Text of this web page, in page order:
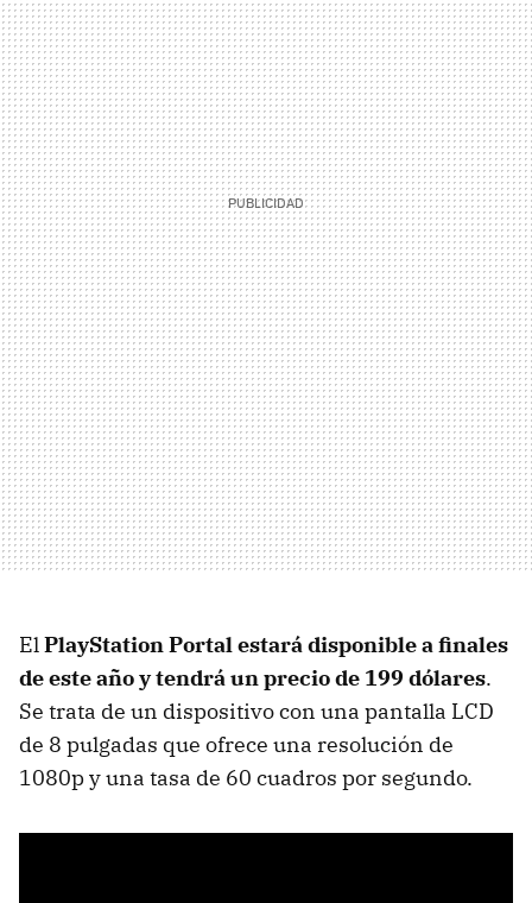
ElPlayStation Portal estará disponible a finales
de este año y tendrá un precio de 199 dólares.
Se trata de un dispositivo con una pantalla LCD
de 8 pulgadas que ofrece una resolución de
1080p y una tasa de 60 cuadros por segundo.